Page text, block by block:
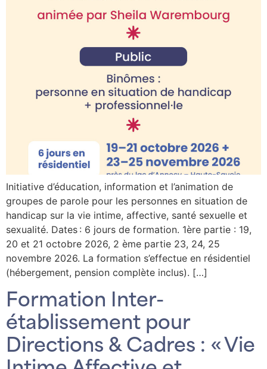
Initiative d’éducation, information et l’animation de
groupes de parole pour les personnes en situation de
handicap sur la vie intime, affective, santé sexuelle et
sexualité. Dates : 6 jours de formation. 1ère partie : 19,
20 et 21 octobre 2026, 2 ème partie 23, 24, 25
novembre 2026. La formation s’effectue en résidentiel
(hébergement, pension complète inclus). […]
Formation Inter-
établissement pour
Directions & Cadres : « Vie